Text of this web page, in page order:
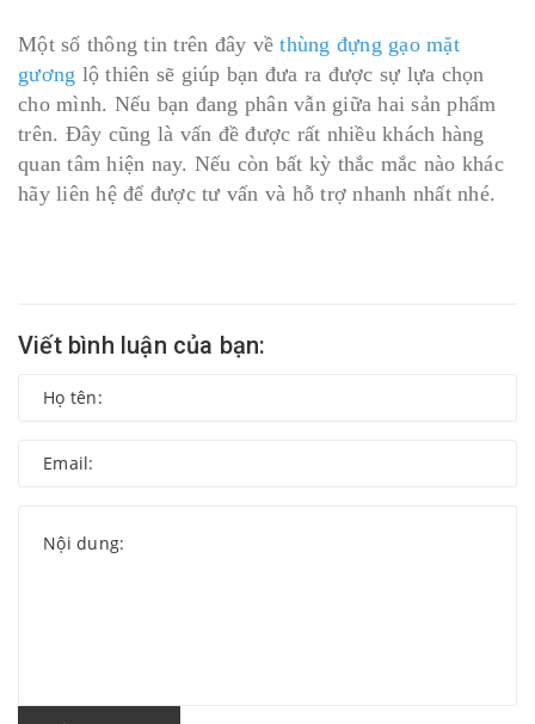
Một số thông tin trên đây vềthùng đựng gạo mặt
gương lộ thiên sẽ giúp bạn đưa ra được sự lựa chọn
cho mình. Nếu bạn đang phân vẫn giữa hai sản phẩm
trên. Đây cũng là vấn đề được rất nhiều khách hàng
quan tâm hiện nay. Nếu còn bất kỳ thắc mắc nào khác
hãy liên hệ để được tư vấn và hỗ trợ nhanh nhất nhé.
Viết bình luận của bạn: